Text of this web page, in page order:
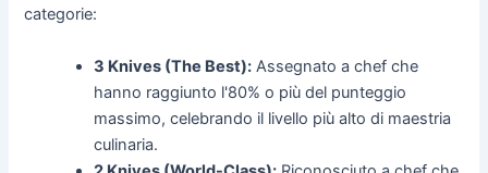
categorie:
3 Knives (The Best): Assegnato a chef che
hanno raggiunto l'80% o più del punteggio
massimo, celebrando il livello più alto di maestria
culinaria.